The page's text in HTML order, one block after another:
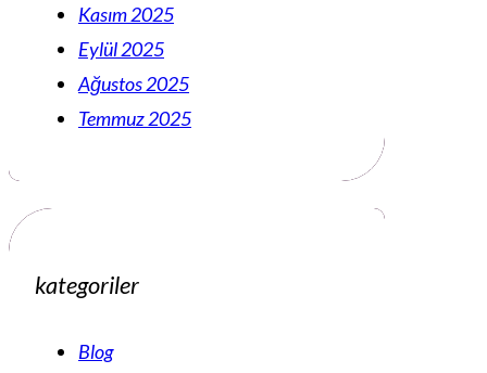
Kasım 2025
Eylül 2025
Ağustos 2025
Temmuz 2025
kategoriler
Blog